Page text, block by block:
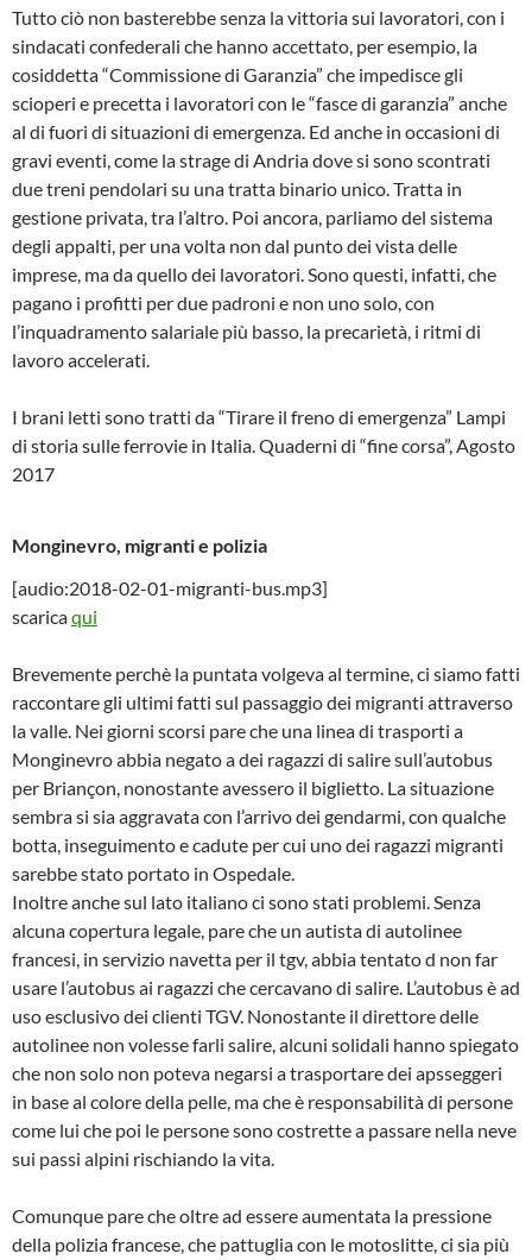
Tutto ciò non basterebbe senza la vittoria sui lavoratori, con i
sindacati confederali che hanno accettato, per esempio, la
cosiddetta “Commissione di Garanzia” che impedisce gli
scioperi e precetta i lavoratori con le “fasce di garanzia” anche
al di fuori di situazioni di emergenza. Ed anche in occasioni di
gravi eventi, come la strage di Andria dove si sono scontrati
due treni pendolari su una tratta binario unico. Tratta in
gestione privata, tra l’altro. Poi ancora, parliamo del sistema
degli appalti, per una volta non dal punto dei vista delle
imprese, ma da quello dei lavoratori. Sono questi, infatti, che
pagano i profitti per due padroni e non uno solo, con
l’inquadramento salariale più basso, la precarietà, i ritmi di
lavoro accelerati.
I brani letti sono tratti da “Tirare il freno di emergenza” Lampi
di storia sulle ferrovie in Italia. Quaderni di “fine corsa”, Agosto
2017
Monginevro, migranti e polizia
[audio:2018-02-01-migranti-bus.mp3]
scaricaqui
Brevemente perchè la puntata volgeva al termine, ci siamo fatti
raccontare gli ultimi fatti sul passaggio dei migranti attraverso
la valle. Nei giorni scorsi pare che una linea di trasporti a
Monginevro abbia negato a dei ragazzi di salire sull’autobus
per Briançon, nonostante avessero il biglietto. La situazione
sembra si sia aggravata con l’arrivo dei gendarmi, con qualche
botta, inseguimento e cadute per cui uno dei ragazzi migranti
sarebbe stato portato in Ospedale.
Inoltre anche sul lato italiano ci sono stati problemi. Senza
alcuna copertura legale, pare che un autista di autolinee
francesi, in servizio navetta per il tgv, abbia tentato d non far
usare l’autobus ai ragazzi che cercavano di salire. L’autobus è ad
uso esclusivo dei clienti TGV. Nonostante il direttore delle
autolinee non volesse farli salire, alcuni solidali hanno spiegato
che non solo non poteva negarsi a trasportare dei apsseggeri
in base al colore della pelle, ma che è responsabilità di persone
come lui che poi le persone sono costrette a passare nella neve
sui passi alpini rischiando la vita.
Comunque pare che oltre ad essere aumentata la pressione
della polizia francese, che pattuglia con le motoslitte, ci sia più